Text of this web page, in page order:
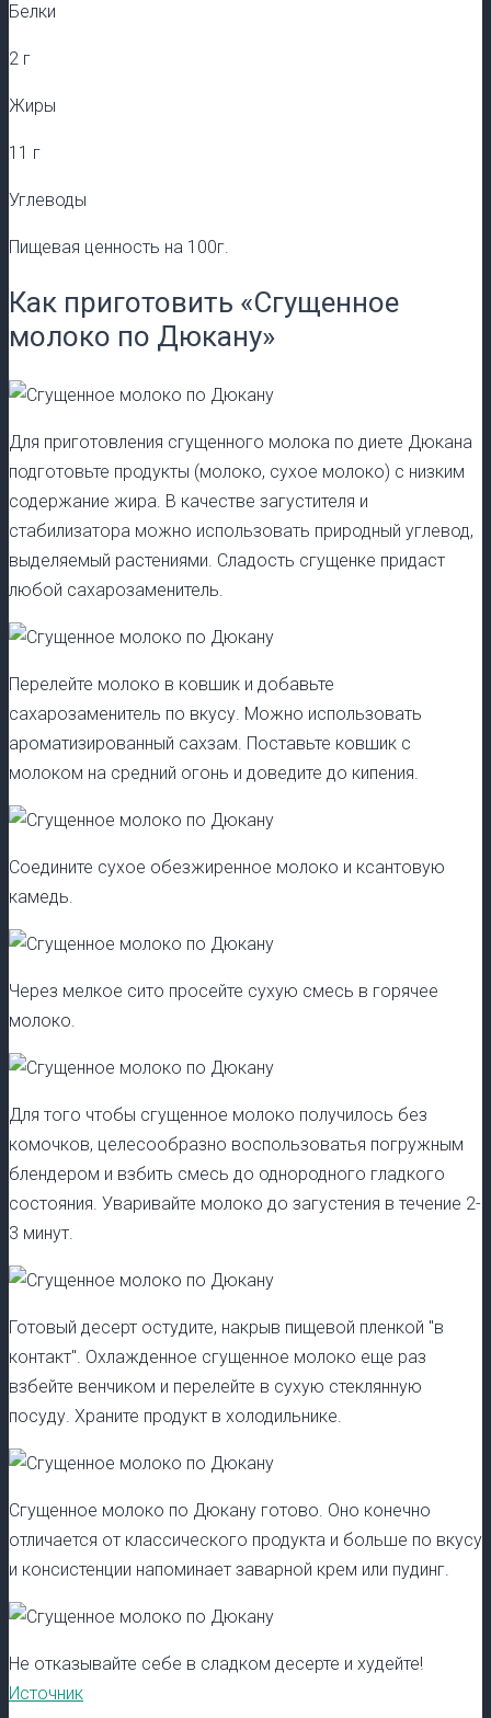
Белки
2 г
Жиры
11 г
Углеводы
Пищевая ценность на 100г.
Как приготовить «Сгущенное
молоко по Дюкану»
Для приготовления сгущенного молока по диете Дюкана
подготовьте продукты (молоко, сухое молоко) с низким
содержание жира. В качестве загустителя и
стабилизатора можно использовать природный углевод,
выделяемый растениями. Сладость сгущенке придаст
любой сахарозаменитель.
Перелейте молоко в ковшик и добавьте
сахарозаменитель по вкусу. Можно использовать
ароматизированный сахзам. Поставьте ковшик с
молоком на средний огонь и доведите до кипения.
Соедините сухое обезжиренное молоко и ксантовую
камедь.
Через мелкое сито просейте сухую смесь в горячее
молоко.
Для того чтобы сгущенное молоко получилось без
комочков, целесообразно воспользоватья погружным
блендером и взбить смесь до однородного гладкого
состояния. Уваривайте молоко до загустения в течение 2-
3 минут.
Готовый десерт остудите, накрыв пищевой пленкой "в
контакт". Охлажденное сгущенное молоко еще раз
взбейте венчиком и перелейте в сухую стеклянную
посуду. Храните продукт в холодильнике.
Сгущенное молоко по Дюкану готово. Оно конечно
отличается от классического продукта и больше по вкусу
и консистенции напоминает заварной крем или пудинг.
Не отказывайте себе в сладком десерте и худейте!
Источник